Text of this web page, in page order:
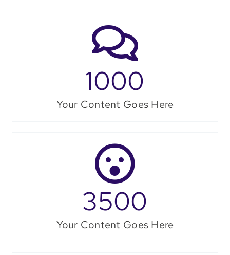
1000
Your Content Goes Here
3500
Your Content Goes Here